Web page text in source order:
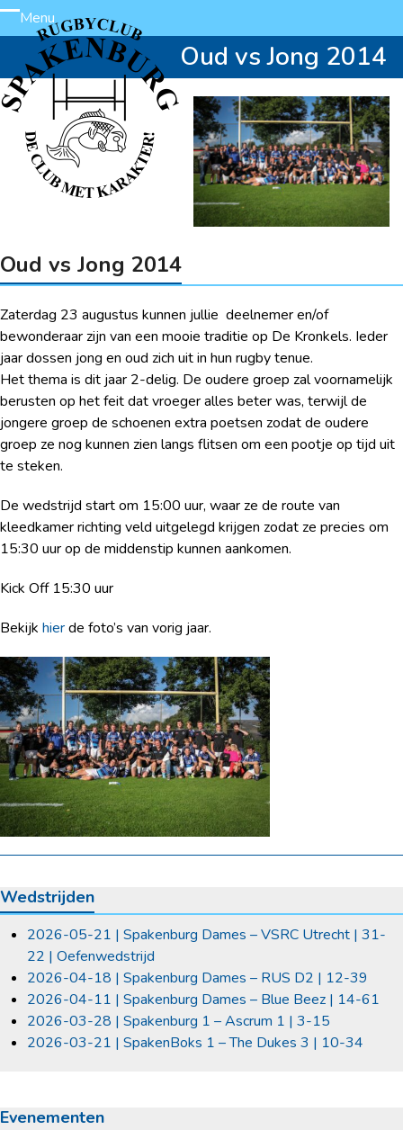
Skip
to
content
Menu
Open
mobile
menu
Close
mobile
menu
Oud vs Jong 2014
Oud vs Jong 2014
Zaterdag 23 augustus kunnen jullie deelnemer en/of
bewonderaar zijn van een mooie traditie op De Kronkels. Ieder
jaar dossen jong en oud zich uit in hun rugby tenue.
Het thema is dit jaar 2-delig. De oudere groep zal voornamelijk
berusten op het feit dat vroeger alles beter was, terwijl de
jongere groep de schoenen extra poetsen zodat de oudere
groep ze nog kunnen zien langs flitsen om een pootje op tijd uit
te steken.
De wedstrijd start om 15:00 uur, waar ze de route van
kleedkamer richting veld uitgelegd krijgen zodat ze precies om
15:30 uur op de middenstip kunnen aankomen.
Kick Off 15:30 uur
Bekijk hierde foto’s van vorig jaar.
Wedstrijden
2026-05-21 | Spakenburg Dames – VSRC Utrecht | 31-
22 | Oefenwedstrijd
2026-04-18 | Spakenburg Dames – RUS D2 | 12-39
2026-04-11 | Spakenburg Dames – Blue Beez | 14-61
2026-03-28 | Spakenburg 1 – Ascrum 1 | 3-15
2026-03-21 | SpakenBoks 1 – The Dukes 3 | 10-34
Evenementen